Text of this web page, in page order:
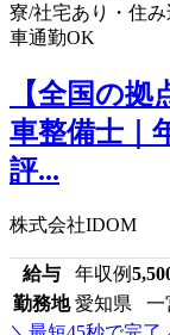
寮/社宅あり・住み
車通勤OK
【全国の
車整備士｜
評...
株式会社IDOM
給与 年収例
勤務地 愛知県 一